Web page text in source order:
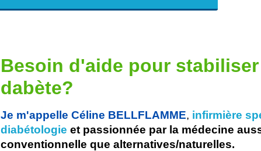
Besoin d'aide pour
dabète?
Je m'appelle Céline BELLFLAMME, infirmière
diabétologie et passionnée par la médecine
conventionnelle que alternatives/naturelles.